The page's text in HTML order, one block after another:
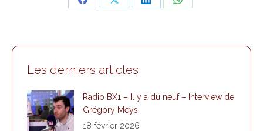
PartagerPartagerPartagerPartager
Les derniers articles
Radio BX1 – Il y a du neuf – Interview de
Grégory Meys
18 février 2026